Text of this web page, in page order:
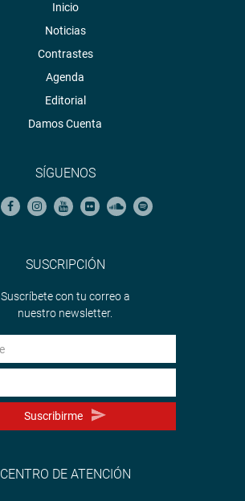
Inicio
Noticias
Contrastes
Agenda
Editorial
Damos Cuenta
SÍGUENOS
SUSCRIPCIÓN
Suscríbete con tu correo a
nuestro newsletter.
Suscribirme
CENTRO DE ATENCIÓN